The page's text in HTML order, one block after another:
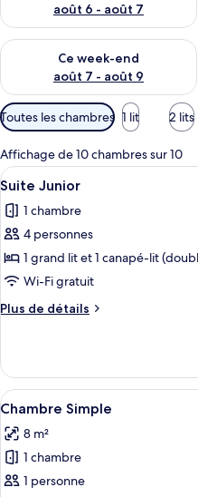
août 6 - août 7
Ce week-end
août 7 - août 9
Vérifier la disponibilité pour
Filtres
disponibles
pour
les
chambres
Toutes les chambres 1 lit 2 lits
Affichage de 10 chambres sur 10
Afficher
toutes
les
photos
pour
ce
type
de
Suite
Junior
4
Suite Junior
1 chambre
4 personnes
1 grand lit et 1 canapé-lit
Wi-Fi gratuit
Plus de détails
Plus
le
type
de
Suite
Junior
Afficher
toutes
les
photos
pour
4
Chambre Simple
8 m²
1 chambre
1 personne